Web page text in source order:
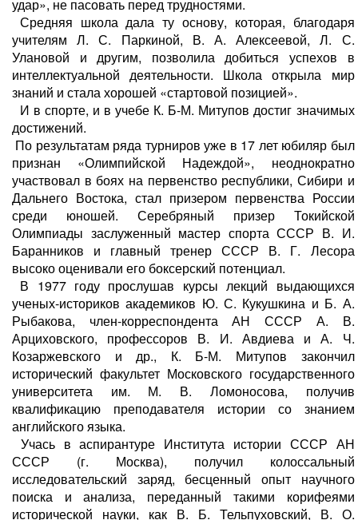
удар», не пасовать перед трудностями.
Средняя школа дала ту основу, которая, благодаря
учителям Л. С. Паркиной, В. А. Алексеевой, Л. С.
Улановой и другим, позволила добиться успехов в
интеллектуальной деятельности. Школа открыла мир
знаний и стала хорошей «стартовой позицией».
И в спорте, и в учебе К. Б-М. Митупов достиг значимых
достижений.
По результатам ряда турниров уже в 17 лет юбиляр был
признан «Олимпийской Надеждой», неоднократно
участвовал в боях на первенство республики, Сибири и
Дальнего Востока, стал призером первенства России
среди юношей. Серебряный призер Токийской
Олимпиады заслуженный мастер спорта СССР В. И.
Баранников и главный тренер СССР В. Г. Лесора
высоко оценивали его боксерский потенциал.
В 1977 году прослушав курсы лекций выдающихся
ученых-историков академиков Ю. С. Кукушкина и Б. А.
Рыбакова, член-корреспондента АН СССР А. В.
Арциховского, профессоров В. И. Авдиева и А. Ч.
Козаржевского и др., К. Б-М. Митупов закончил
исторический факультет Московского государственного
университета им. М. В. Ломоносова, получив
квалификацию преподавателя истории со знанием
английского языка.
Учась в аспирантуре Института истории СССР АН
СССР (г. Москва), получил колоссальный
исследовательский заряд, бесценный опыт научного
поиска и анализа, переданный такими корифеями
исторической науки, как В. Б. Тельпуховский, В. О.